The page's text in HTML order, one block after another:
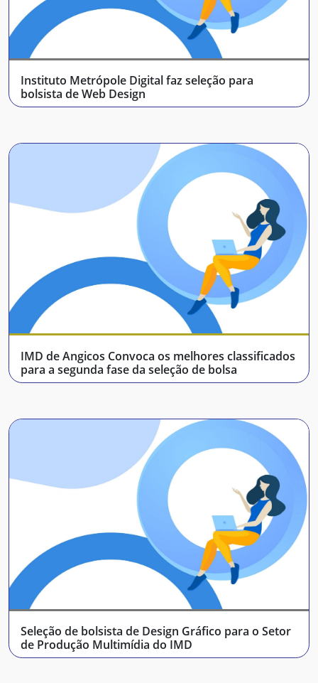
Instituto Metrópole Digital faz seleção para
bolsista de Web Design
IMD de Angicos Convoca os melhores classificados
para a segunda fase da seleção de bolsa
Seleção de bolsista de Design Gráfico para o Setor
de Produção Multimídia do IMD